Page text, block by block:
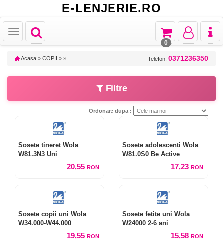
E-LENJERIE.RO
Toggle
navigation
Toggle
Toggle
navigation
Toggle
navigation
Toggle
navigation
0
Acasa » COPII » » Telefon: 0371236350
Filtre
Ordonare dupa :
Sosete tineret Wola
W81.3N3 Uni
20,55 RON
Sosete adolescenti Wola
W81.0S0 Be Active
17,23 RON
Sosete copii uni Wola
W34.000-W44.000
19,55 RON
Sosete fetite uni Wola
W24000 2-6 ani
15,58 RON